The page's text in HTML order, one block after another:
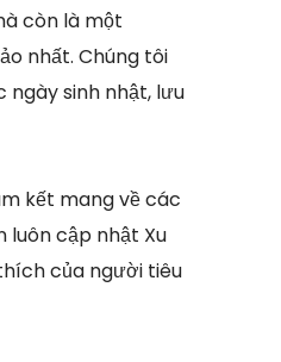
còn là một
nhất. Chúng tôi
ngày sinh nhật, lưu
kết mang về các
luôn cập nhật Xu
của người tiêu